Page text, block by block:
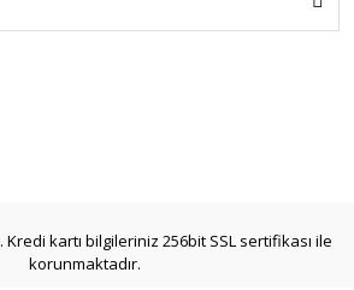
Kredi kartı bilgileriniz 256bit SSL sertifikası ile
korunmaktadır.